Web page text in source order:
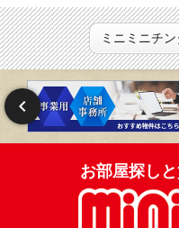
ミニミニチ
お部屋探し